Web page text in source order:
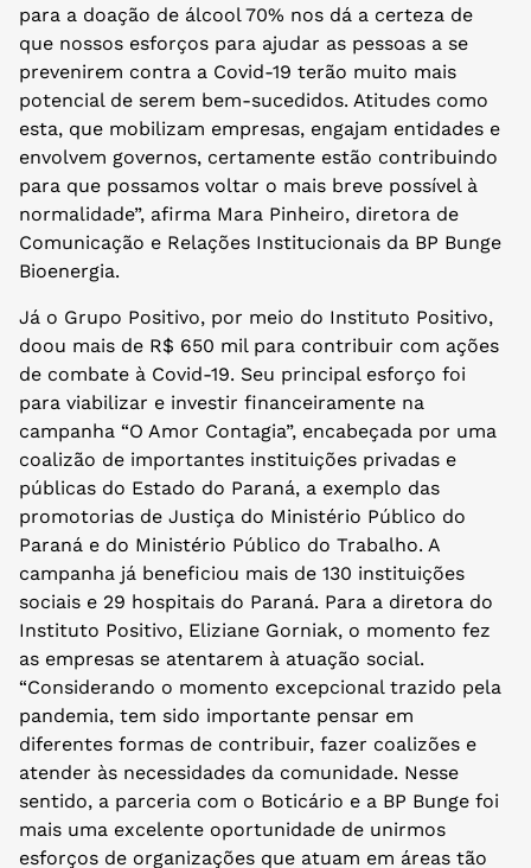
para a doação de álcool 70% nos dá a certeza de
que nossos esforços para ajudar as pessoas a se
prevenirem contra a Covid-19 terão muito mais
potencial de serem bem-sucedidos. Atitudes como
esta, que mobilizam empresas, engajam entidades e
envolvem governos, certamente estão contribuindo
para que possamos voltar o mais breve possível à
normalidade”, afirma Mara Pinheiro, diretora de
Comunicação e Relações Institucionais da BP Bunge
Bioenergia.
Já o Grupo Positivo, por meio do Instituto Positivo,
doou mais de R$ 650 mil para contribuir com ações
de combate à Covid-19. Seu principal esforço foi
para viabilizar e investir financeiramente na
campanha “O Amor Contagia”, encabeçada por uma
coalizão de importantes instituições privadas e
públicas do Estado do Paraná, a exemplo das
promotorias de Justiça do Ministério Público do
Paraná e do Ministério Público do Trabalho. A
campanha já beneficiou mais de 130 instituições
sociais e 29 hospitais do Paraná. Para a diretora do
Instituto Positivo, Eliziane Gorniak, o momento fez
as empresas se atentarem à atuação social.
“Considerando o momento excepcional trazido pela
pandemia, tem sido importante pensar em
diferentes formas de contribuir, fazer coalizões e
atender às necessidades da comunidade. Nesse
sentido, a parceria com o Boticário e a BP Bunge foi
mais uma excelente oportunidade de unirmos
esforços de organizações que atuam em áreas tão